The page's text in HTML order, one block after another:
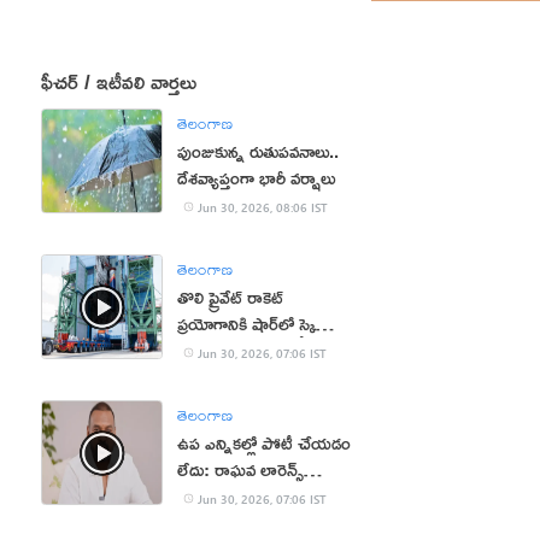
ఫీచర్ / ఇటీవలి వార్తలు
తెలంగాణ
పుంజుకున్న రుతుపవనాలు..
దేశవ్యాప్తంగా భారీ వర్షాలు
Jun 30, 2026, 08:06 IST
తెలంగాణ
తొలి ప్రైవేట్‌ రాకెట్‌
ప్రయోగానికి షార్‌లో స్కైరూట్‌
ఏర్పాట్లు
Jun 30, 2026, 07:06 IST
తెలంగాణ
ఉప ఎన్నికల్లో పోటీ చేయడం
లేదు: రాఘవ లారెన్స్
(వీడియో)
Jun 30, 2026, 07:06 IST